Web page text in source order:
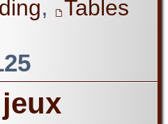
,
Tables